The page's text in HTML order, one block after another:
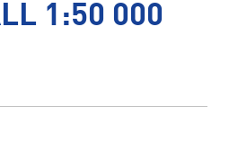
1:50 000